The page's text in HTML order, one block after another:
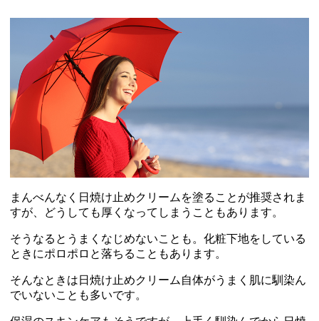
まんべんなく日焼け止めクリームを塗ることが推奨されま
すが、どうしても厚くなってしまうこともあります。
そうなるとうまくなじめないことも。化粧下地をしている
ときにポロポロと落ちることもあります。
そんなときは日焼け止めクリーム自体がうまく肌に馴染ん
でいないことも多いです。